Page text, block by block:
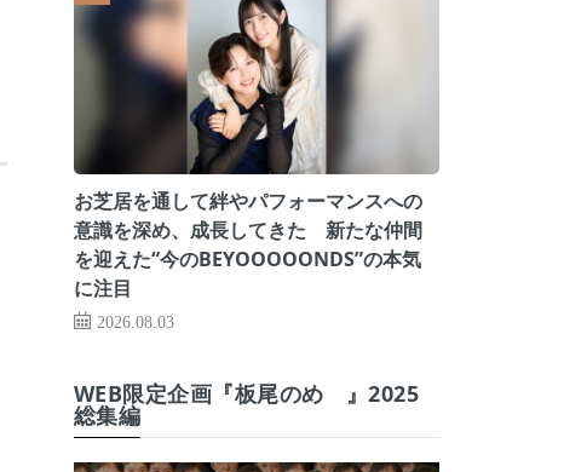
お芝居を通して絆やパフォーマンスへの
意識を深め、成長してきた 新たな仲間
を迎えた“今のBEYOOOOONDS”の本気
に注目
2026.08.03
WEB限定企画『板尾のめ゙』2025
総集編